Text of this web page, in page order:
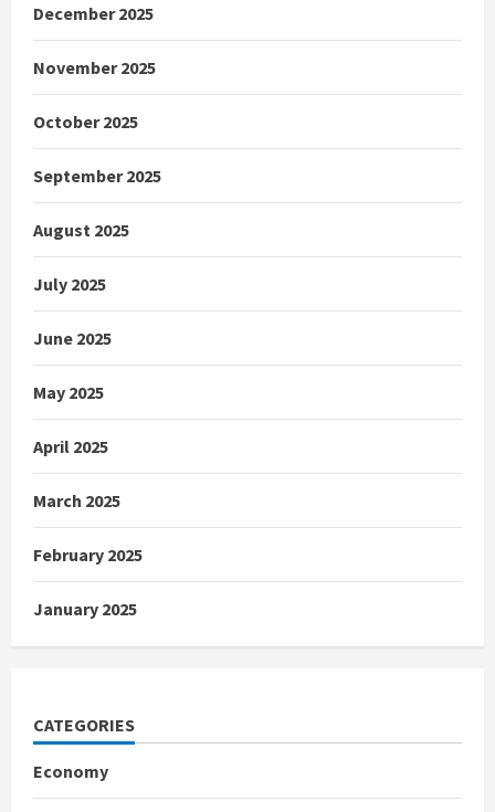
December 2025
November 2025
October 2025
September 2025
August 2025
July 2025
June 2025
May 2025
April 2025
March 2025
February 2025
January 2025
CATEGORIES
Economy